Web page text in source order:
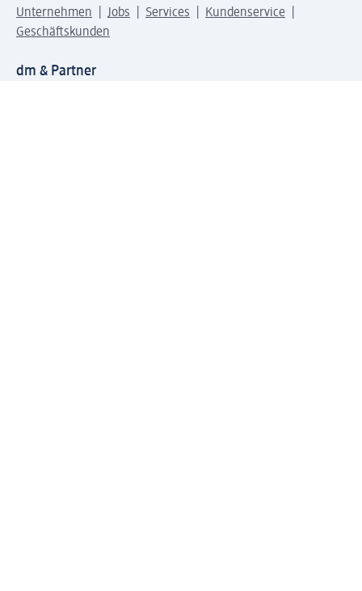
Unternehmen Jobs Services
Kundenservice
Geschäftskunden
dm & Partner